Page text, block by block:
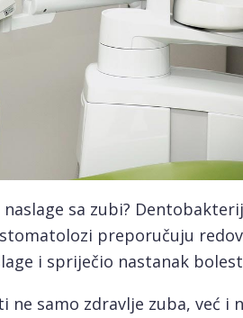
sa zubi?
preporučuju
i spriječio nastanak
samo zdravlje zuba, već i